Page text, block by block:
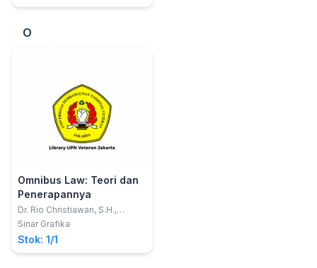
O
Omnibus Law: Teori dan
Penerapannya
Dr. Rio Christiawan, S.H.,
M.Hum., M.Kn.
Sinar Grafika
Stok: 1/1